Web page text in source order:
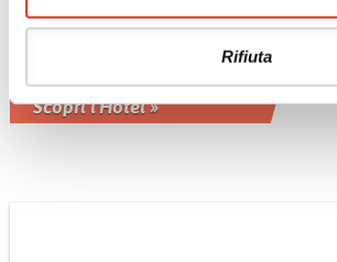
Rifiuta
Hotel Xaluca Dades
A 1612 metri, gode di una vista
Scopri l'Hotel »